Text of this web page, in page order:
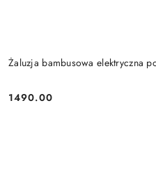
Żaluzja bambusowa elektryczna
Cena:
1490.00